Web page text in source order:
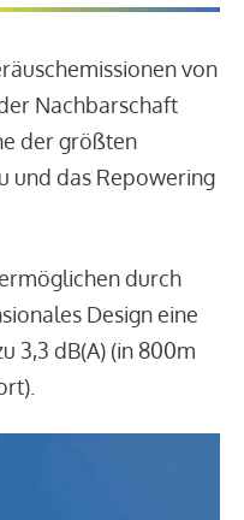
von
Nachbarschaft
der größten
und das Repowering
durch
Design eine
3,3 dB(A) (in 800m